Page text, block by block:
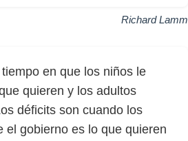
Richard Lamm
en que los niños le
quieren y los adultos
déficits son cuando los
el gobierno es lo que quieren